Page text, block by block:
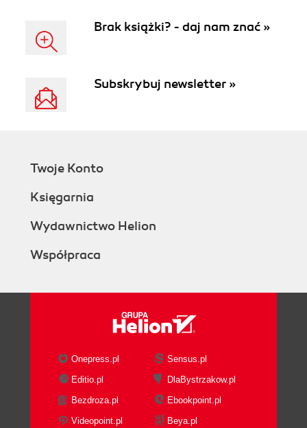
Brak książki? - daj nam znać »
Subskrybuj newsletter »
Twoje Konto
Księgarnia
Wydawnictwo Helion
Współpraca
Onepress.pl
Sensus.pl
Editio.pl
DlaBystrzakow.pl
Bezdroza.pl
Ebookpoint.pl
Videopoint.pl
Beya.pl